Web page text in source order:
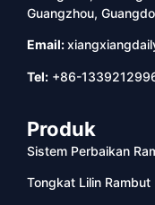
Guangzhou,
Email:
Tel: +86-
Produk
Sistem Perbaikan
Tongkat Lilin Rambut